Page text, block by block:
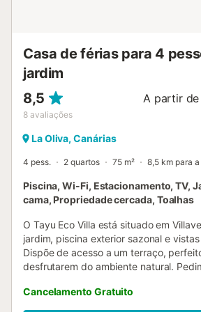
Casa de férias para 4
jardim
8,5
8 avaliações
A partir de
La Oliva, Canárias
4 pess. 2 quartos 75 m² 8,5 km para
Piscina, Wi-Fi, Estacionamento, TV,
cama, Propriedade cercada, Toalhas
O Tayu Eco Villa está situado em
jardim, piscina exterior sazonal e
Dispõe de acesso a um terraço,
desfrutarem do ambiente natural.
utilizar o campo de pedidos especiais
reserva ou contactar o alojamento
Cancelamento Gratuito